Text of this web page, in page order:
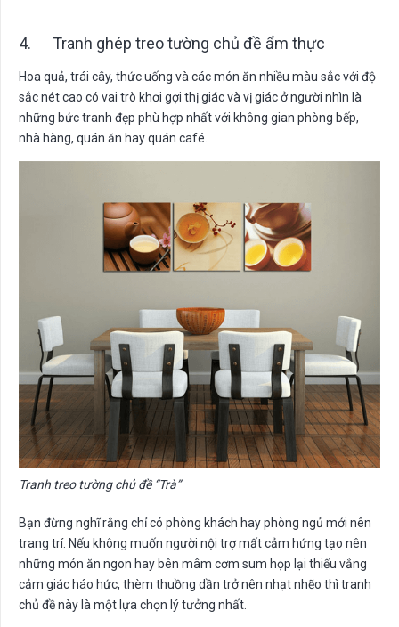
4. Tranh ghép treo tường chủ đề ẩm thực
Hoa quả, trái cây, thức uống và các món ăn nhiều màu sắc với độ
sắc nét cao có vai trò khơi gợi thị giác và vị giác ở người nhìn là
những bức tranh đẹp phù hợp nhất với không gian phòng bếp,
nhà hàng, quán ăn hay quán café.
Tranh treo tường chủ đề “Trà”
Bạn đừng nghĩ rằng chỉ có phòng khách hay phòng ngủ mới nên
trang trí. Nếu không muốn người nội trợ mất cảm hứng tạo nên
những món ăn ngon hay bên mâm cơm sum họp lại thiếu vắng
cảm giác háo hức, thèm thuồng dần trở nên nhạt nhẽo thì tranh
chủ đề này là một lựa chọn lý tưởng nhất.